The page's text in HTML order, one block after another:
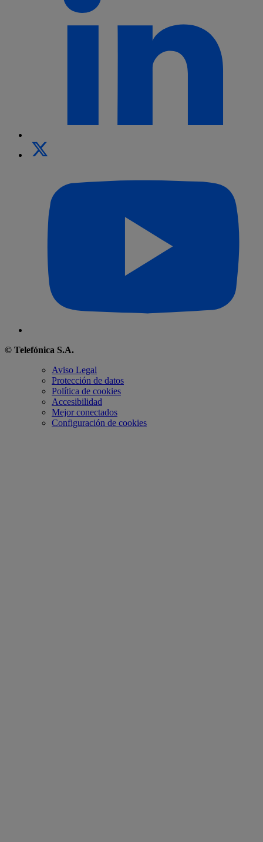
© Telefónica S.A.
Aviso Legal
Protección de datos
Política de cookies
Accesibilidad
Mejor conectados
Configuración de cookies